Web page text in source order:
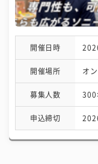
開催日時
開催場所 オ
募集人数 300
申込締切